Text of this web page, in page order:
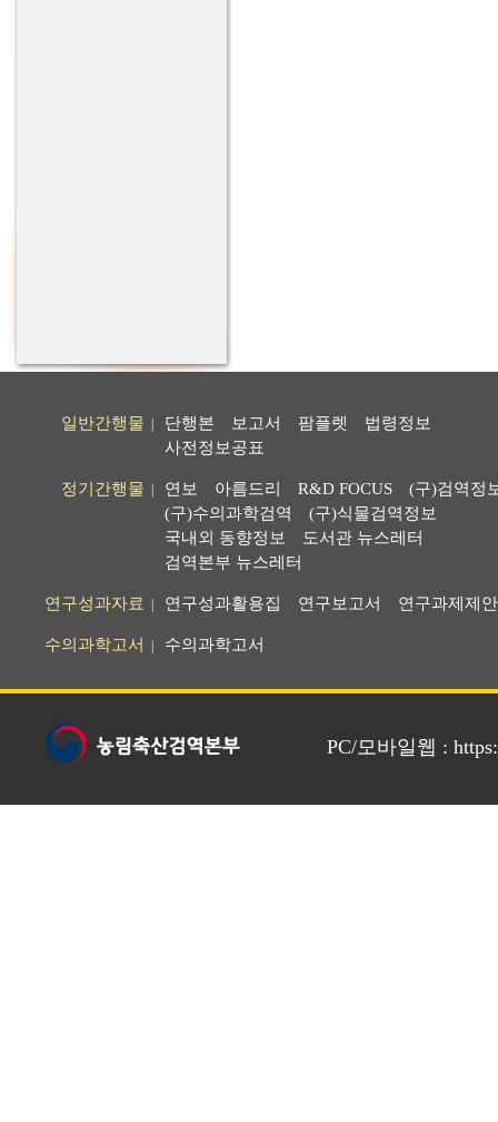
일반간행물 단행본 보고서 팜플렛
법령정보
사전정보공표
정기간행물 연보 아름드리 R&D FOCUS
(구)검역정
(구)수의과학검역
(구)식물검역정보
국내외 동향정보
도서관 뉴스레터
검역본부 뉴스레터
연구성과자료 연구성과활용집 연구보고서 연구과제제
수의과학고서 수의과학고서
PC/모바일웹 :